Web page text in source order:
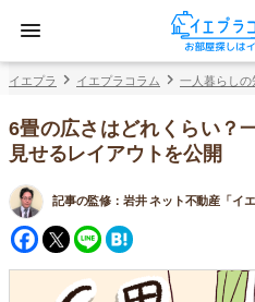
イエプラ イエプラコラム 一人暮らしの
6畳の広さはどれくらい？
見せるレイアウトを公開
記事の監修： 岩井 ネット不動産「イ
Facebook
Twitter
Line